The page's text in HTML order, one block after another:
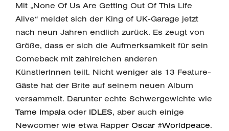
Mit „None Of Us Are Getting Out Of This Life
Alive“ meldet sich der King of UK-Garage jetzt
nach neun Jahren endlich zurück. Es zeugt von
Größe, dass er sich die Aufmerksamkeit für sein
Comeback mit zahlreichen anderen
KünstlerInnen teilt. Nicht weniger als 13 Feature-
Gäste hat der Brite auf seinem neuen Album
versammelt. Darunter echte Schwergewichte wie
Tame Impalaoder IDLES, aber auch einige
Newcomer wie etwa Rapper Oscar #Worldpeace.